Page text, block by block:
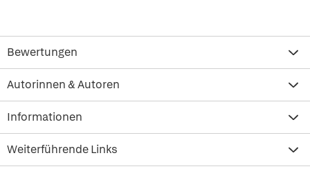
Bewertungen
Autorinnen & Autoren
Informationen
Weiterführende Links